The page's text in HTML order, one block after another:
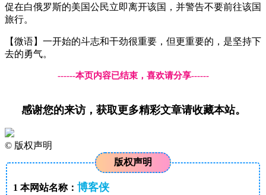
促在白俄罗斯的美国公民立即离开该国，并警告不要前往该国
旅行。
【微语】一开始的斗志和干劲很重要，但更重要的，是坚持下
去的勇气。
------本页内容已结束，喜欢请分享------
感谢您的来访，获取更多精彩文章请收藏本站。
© 版权声明
版权声明
1 本网站名称： 博客侠